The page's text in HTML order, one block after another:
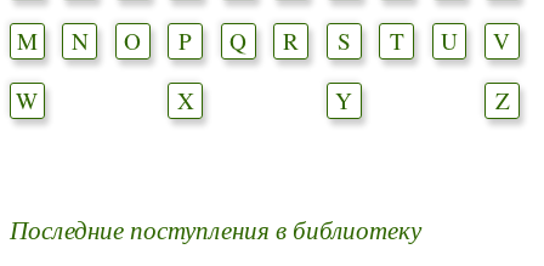
M
N O P Q R S T U
V
W
X Y Z
Последние поступления в библиотеку